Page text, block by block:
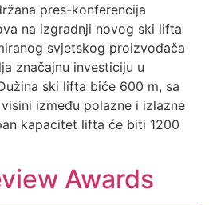
pres-konferencija
na izgradnji novog ski lifta
svjetskog proizvođača
značajnu investiciju u
ski lifta biće 600 m, sa
između polazne i izlazne
kapacitet lifta će biti 1200
Awards